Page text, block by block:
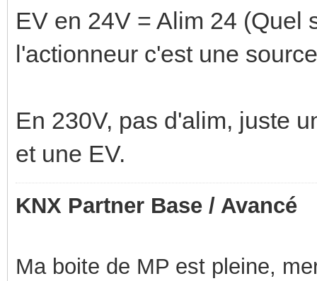
EV en 24V = Alim 24 (Quel
l'actionneur c'est une
En 230V, pas d'alim, juste
et une EV.
KNX Partner Base / Avancé
Ma boite de MP est pleine,